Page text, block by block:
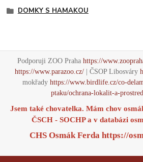
DOMKY S HAMAKOU
Podporuji ZOO Praha https://
https://www.parazoo.cz/| ČSOP Libosváry
mokřady https://www.birdlife.cz/co-
ptaku/ochrana-lokalit-a-
Jsem také chovatelka. Mám chov
ČSCH - SOCHP a v databázi
CHS Osmák Ferda https://